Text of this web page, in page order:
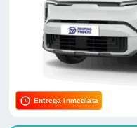
Entrega inmediata